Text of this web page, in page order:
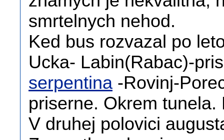
smrtelnych nehod.
Ked bus rozvazal po
Ucka- Labin(Rabac)-
serpentina -Rovinj-
priserne. Okrem
V druhej polovici